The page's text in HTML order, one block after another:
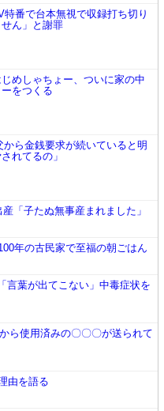
特番で台本無視で収録打ち切り
せん」と謝罪
めしゃちょー、ついに家の中
をつくる
から金銭要求が続いていると明
れてるの」
「子たぬ無事産まれました」
年の古民家で至福の朝ごはん
言葉が出てこない」中毒症状を
ら使用済みの〇〇〇が送られて
由を語る